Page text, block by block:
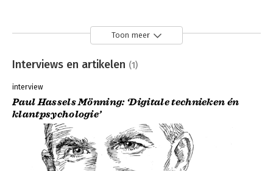
Toon meer
Interviews en artikelen (1)
interview
Paul Hassels Mönning: ‘Digitale technieken én
klantpsychologie’